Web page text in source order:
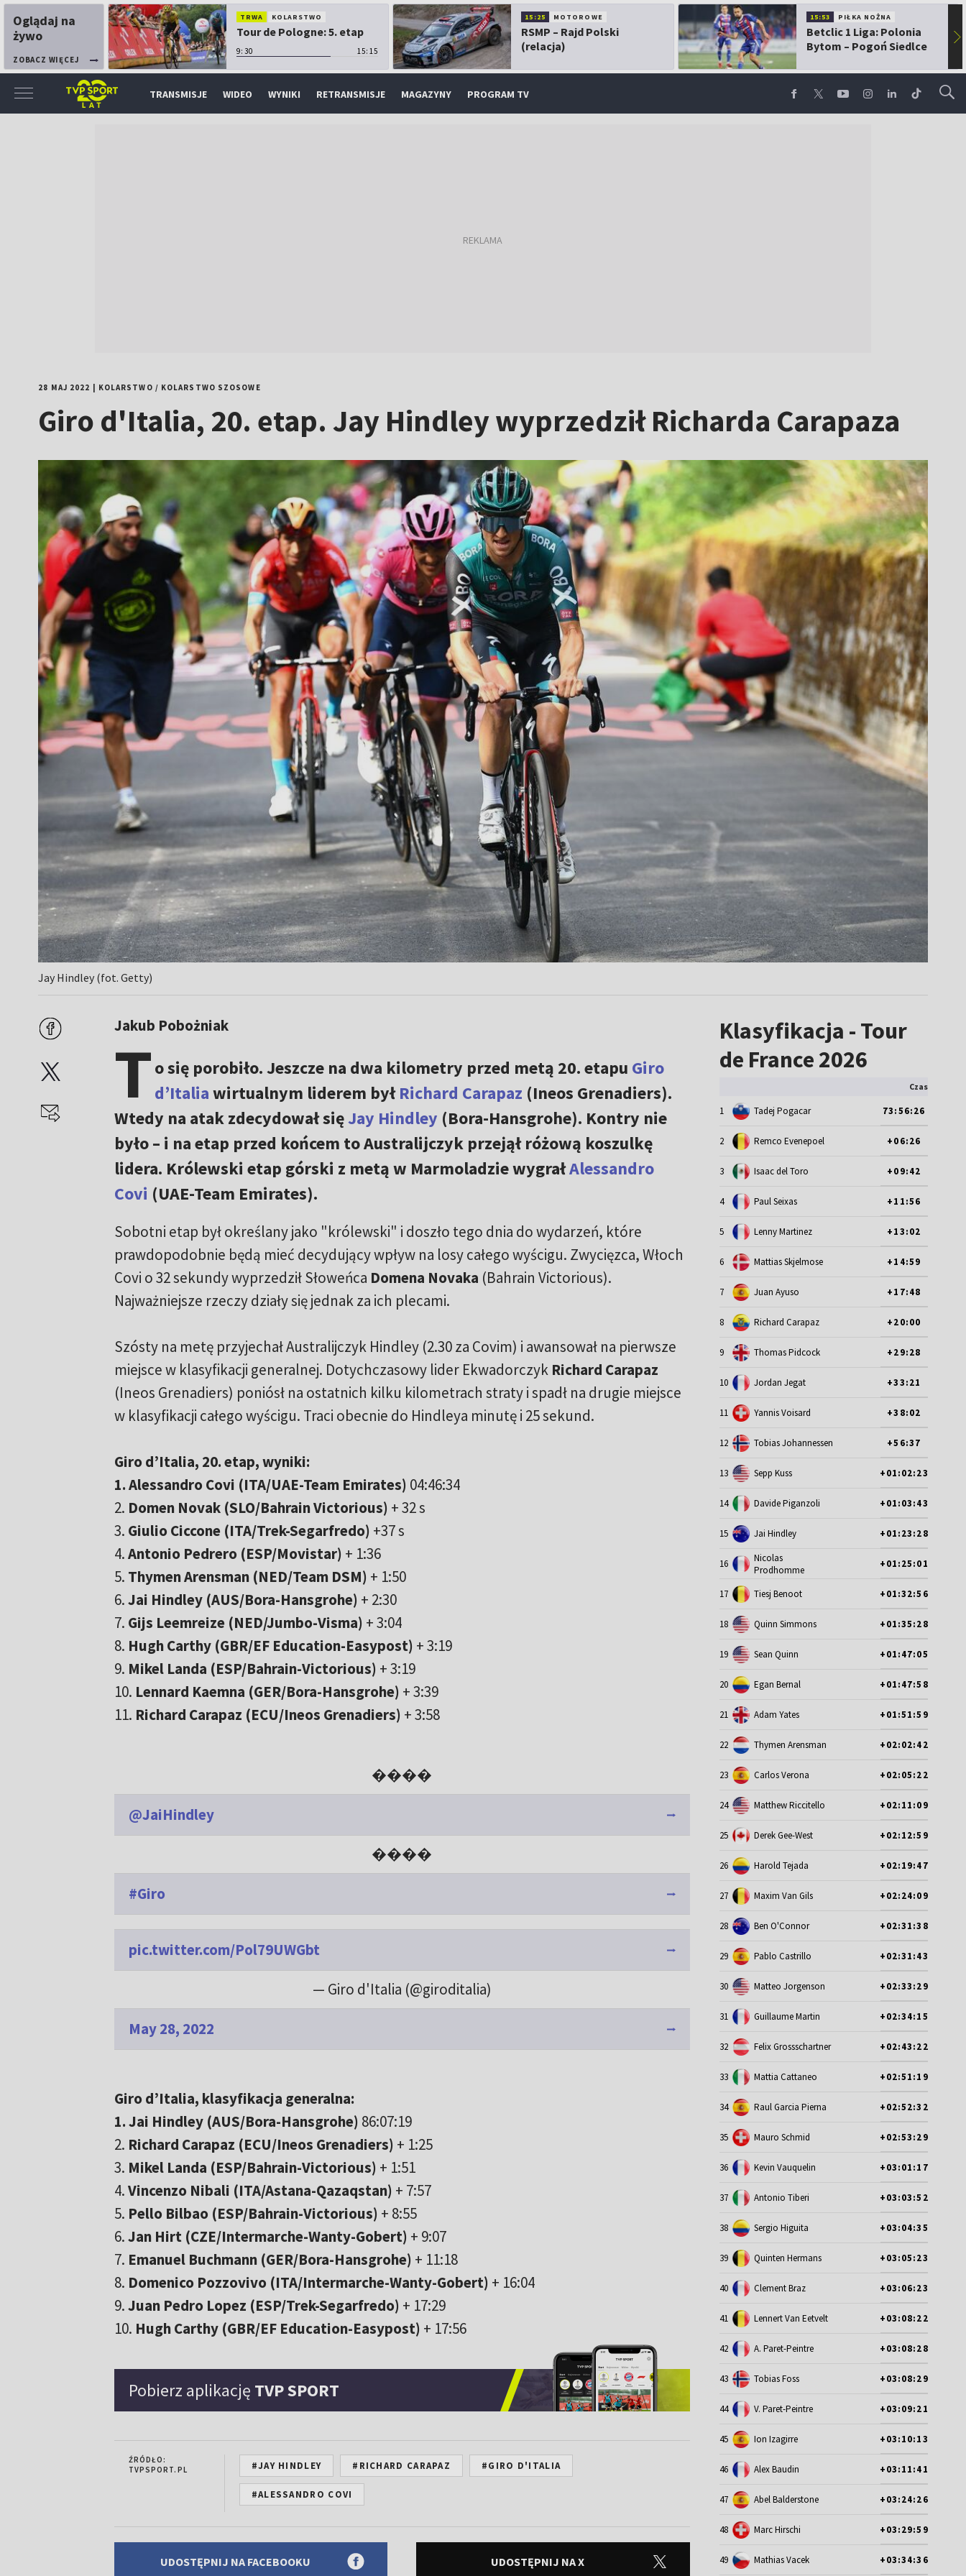
Oglądaj na
żywo
ZOBACZ WIĘCEJ
TRWA KOLARSTWO
Tour de Pologne: 5. etap
9:30 15:15
15:25 MOTOROWE
RSMP – Rajd Polski
(relacja)
15:53 PIŁKA NOŻNA
Betclic 1 Liga: Polonia
Bytom – Pogoń Siedlce
▶
TRANSMISJE WIDEO WYNIKI RETRANSMISJE MAGAZYNY PROGRAM TV
28 MAJ 2022 KOLARSTWO / KOLARSTWO SZOSOWE
Giro d'Italia, 20. etap. Jay Hindley wyprzedził Richarda Carapaza
Jay Hindley (fot. Getty)
Jakub Pobożniak
To się porobiło. Jeszcze na dwa kilometry przed metą 20. etapu Giro
d’Italiawirtualnym liderem byłRichard Carapaz (Ineos Grenadiers).
Wtedy na atak zdecydował sięJay Hindley (Bora-Hansgrohe). Kontry nie
było – i na etap przed końcem to Australijczyk przejął różową koszulkę
lidera. Królewski etap górski z metą w Marmoladzie wygrałAlessandro
Covi (UAE-Team Emirates).
Sobotni etap był określany jako "królewski" i doszło tego dnia do wydarzeń, które
prawdopodobnie będą mieć decydujący wpływ na losy całego wyścigu. Zwycięzca, Włoch
Covi o 32 sekundy wyprzedził Słoweńca Domena Novaka (Bahrain Victorious).
Najważniejsze rzeczy działy się jednak za ich plecami.
Szósty na metę przyjechał Australijczyk Hindley (2.30 za Covim) i awansował na pierwsze
miejsce w klasyfikacji generalnej. Dotychczasowy lider Ekwadorczyk Richard Carapaz
(Ineos Grenadiers) poniósł na ostatnich kilku kilometrach straty i spadł na drugie miejsce
w klasyfikacji całego wyścigu. Traci obecnie do Hindleya minutę i 25 sekund.
Giro d’Italia, 20. etap, wyniki:
1. Alessandro Covi (ITA/UAE-Team Emirates) 04:46:34
2. Domen Novak (SLO/Bahrain Victorious) + 32 s
3. Giulio Ciccone (ITA/Trek-Segarfredo) +37 s
4.Antonio Pedrero (ESP/Movistar) + 1:36
5. Thymen Arensman (NED/Team DSM) + 1:50
6.Jai Hindley (AUS/Bora-Hansgrohe) + 2:30
7. Gijs Leemreize (NED/Jumbo-Visma) + 3:04
8. Hugh Carthy (GBR/EF Education-Easypost) + 3:19
9. Mikel Landa (ESP/Bahrain-Victorious) + 3:19
10. Lennard Kaemna (GER/Bora-Hansgrohe) + 3:39
11. Richard Carapaz (ECU/Ineos Grenadiers) + 3:58
����
@JaiHindley
����
#Giro
pic.twitter.com/Pol79UWGbt
— Giro d'Italia (@giroditalia)
May 28, 2022
Giro d’Italia, klasyfikacja generalna:
1. Jai Hindley (AUS/Bora-Hansgrohe) 86:07:19
2. Richard Carapaz (ECU/Ineos Grenadiers) + 1:25
3. Mikel Landa (ESP/Bahrain-Victorious) + 1:51
4.Vincenzo Nibali (ITA/Astana-Qazaqstan) + 7:57
5. Pello Bilbao (ESP/Bahrain-Victorious) + 8:55
6.Jan Hirt (CZE/Intermarche-Wanty-Gobert) + 9:07
7. Emanuel Buchmann (GER/Bora-Hansgrohe) + 11:18
8. Domenico Pozzovivo (ITA/Intermarche-Wanty-Gobert) + 16:04
9.Juan Pedro Lopez (ESP/Trek-Segarfredo) + 17:29
10. Hugh Carthy (GBR/EF Education-Easypost) + 17:56
Pobierz aplikację TVP SPORT
ŹRÓDŁO:
TVPSPORT.PL
#JAY HINDLEY #RICHARD CARAPAZ #GIRO D'ITALIA
#ALESSANDRO COVI
UDOSTĘPNIJ NA FACEBOOKU UDOSTĘPNIJ NA X
Klasyfikacja - Tour
de France 2026
Czas
1 Tadej Pogacar 73:56:26
2 Remco Evenepoel +06:26
3 Isaac del Toro +09:42
4 Paul Seixas +11:56
5 Lenny Martinez +13:02
6 Mattias Skjelmose +14:59
7 Juan Ayuso +17:48
8 Richard Carapaz +20:00
9 Thomas Pidcock +29:28
10 Jordan Jegat +33:21
11 Yannis Voisard +38:02
12 Tobias Johannessen +56:37
13 Sepp Kuss +01:02:23
14 Davide Piganzoli +01:03:43
15 Jai Hindley +01:23:28
16
Nicolas
Prodhomme
+01:25:01
17 Tiesj Benoot +01:32:56
18 Quinn Simmons +01:35:28
19 Sean Quinn +01:47:05
20 Egan Bernal +01:47:58
21 Adam Yates +01:51:59
22 Thymen Arensman +02:02:42
23 Carlos Verona +02:05:22
24 Matthew Riccitello +02:11:09
25 Derek Gee-West +02:12:59
26 Harold Tejada +02:19:47
27 Maxim Van Gils +02:24:09
28 Ben O'Connor +02:31:38
29 Pablo Castrillo +02:31:43
30 Matteo Jorgenson +02:33:29
31 Guillaume Martin +02:34:15
32 Felix Grossschartner +02:43:22
33 Mattia Cattaneo +02:51:19
34 Raul Garcia Pierna +02:52:32
35 Mauro Schmid +02:53:29
36 Kevin Vauquelin +03:01:17
37 Antonio Tiberi +03:03:52
38 Sergio Higuita +03:04:35
39 Quinten Hermans +03:05:23
40 Clement Braz +03:06:23
41 Lennert Van Eetvelt +03:08:22
42 A. Paret-Peintre +03:08:28
43 Tobias Foss +03:08:29
44 V. Paret-Peintre +03:09:21
45 Ion Izagirre +03:10:13
46 Alex Baudin +03:11:41
47 Abel Balderstone +03:24:26
48 Marc Hirschi +03:29:59
49 Mathias Vacek +03:34:36